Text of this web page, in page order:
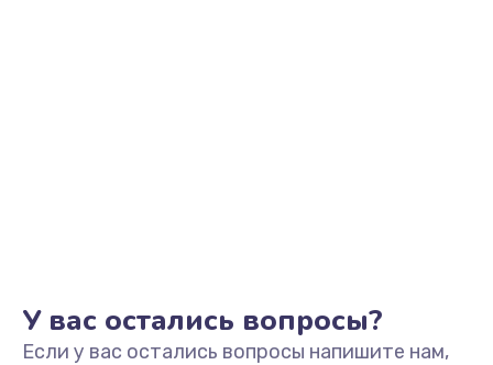
У вас остались вопросы?
Если у вас остались вопросы напишите нам,